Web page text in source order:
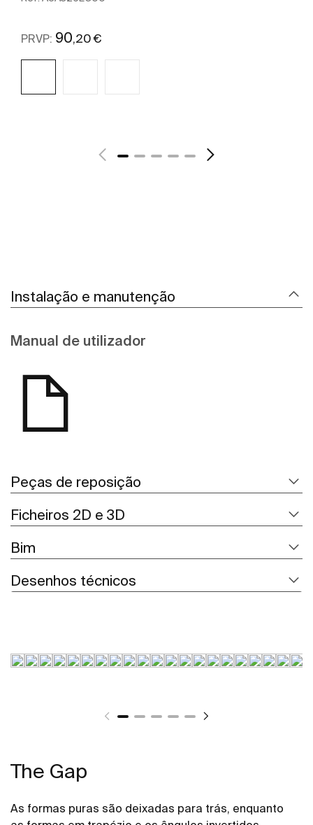
PRVP: 90 ,20 €
Instalação e manutenção
Manual de utilizador
Peças de reposição
Ficheiros 2D e 3D
Bim
Desenhos técnicos
The Gap
As formas puras são deixadas para trás, enquanto